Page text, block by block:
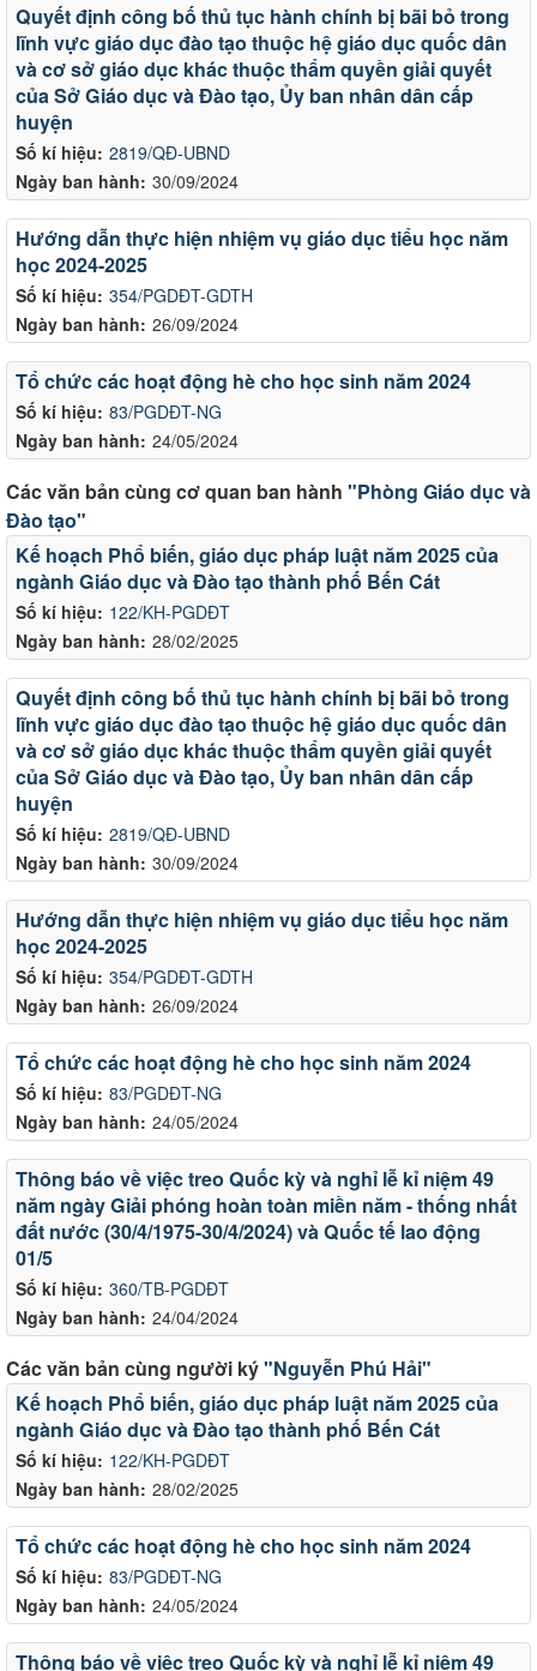
Số kí hiệu: 2819/QĐ-UBND
Ngày ban hành: 30/09/2024
Quyết định công bố thủ tục hành chính bị bãi bỏ trong
lĩnh vực giáo dục đào tạo thuộc hệ giáo dục quốc dân
và cơ sở giáo dục khác thuộc thẩm quyền giải quyết
của Sở Giáo dục và Đào tạo, Ủy ban nhân dân cấp
huyện
Số kí hiệu: 354/PGDĐT-GDTH
Ngày ban hành: 26/09/2024
Hướng dẫn thực hiện nhiệm vụ giáo dục tiểu học năm
học 2024-2025
Số kí hiệu: 83/PGDĐT-NG
Ngày ban hành: 24/05/2024
Tổ chức các hoạt động hè cho học sinh năm 2024
Các văn bản cùng cơ quan ban hành "Phòng Giáo dục và
Đào tạo"
Số kí hiệu: 122/KH-PGDĐT
Ngày ban hành: 28/02/2025
Kế hoạch Phổ biến, giáo dục pháp luật năm 2025 của
ngành Giáo dục và Đào tạo thành phố Bến Cát
Số kí hiệu: 2819/QĐ-UBND
Ngày ban hành: 30/09/2024
Quyết định công bố thủ tục hành chính bị bãi bỏ trong
lĩnh vực giáo dục đào tạo thuộc hệ giáo dục quốc dân
và cơ sở giáo dục khác thuộc thẩm quyền giải quyết
của Sở Giáo dục và Đào tạo, Ủy ban nhân dân cấp
huyện
Số kí hiệu: 354/PGDĐT-GDTH
Ngày ban hành: 26/09/2024
Hướng dẫn thực hiện nhiệm vụ giáo dục tiểu học năm
học 2024-2025
Số kí hiệu: 83/PGDĐT-NG
Ngày ban hành: 24/05/2024
Tổ chức các hoạt động hè cho học sinh năm 2024
Số kí hiệu: 360/TB-PGDĐT
Ngày ban hành: 24/04/2024
Thông báo về việc treo Quốc kỳ và nghỉ lễ kỉ niệm 49
năm ngày Giải phóng hoàn toàn miền năm - thống nhất
đất nước (30/4/1975-30/4/2024) và Quốc tế lao động
01/5
Các văn bản cùng người ký"Nguyễn Phú Hải"
Số kí hiệu: 122/KH-PGDĐT
Ngày ban hành: 28/02/2025
Kế hoạch Phổ biến, giáo dục pháp luật năm 2025 của
ngành Giáo dục và Đào tạo thành phố Bến Cát
Số kí hiệu: 83/PGDĐT-NG
Ngày ban hành: 24/05/2024
Tổ chức các hoạt động hè cho học sinh năm 2024
Thông báo về việc treo Quốc kỳ và nghỉ lễ kỉ niệm 49